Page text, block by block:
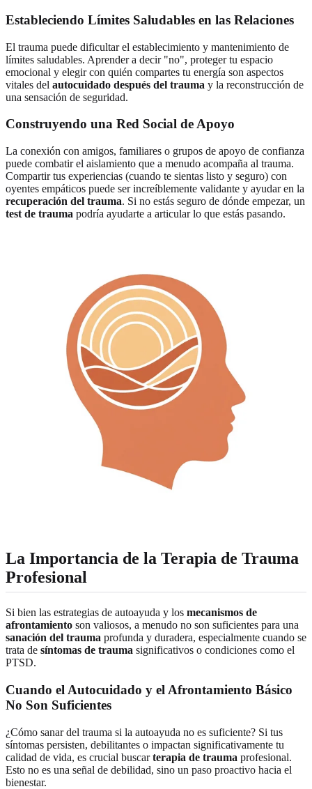
Estableciendo Límites Saludables en las Relaciones
El trauma puede dificultar el establecimiento y mantenimiento de
límites saludables. Aprender a decir "no", proteger tu espacio
emocional y elegir con quién compartes tu energía son aspectos
vitales del autocuidado después del trauma y la reconstrucción de
una sensación de seguridad.
Construyendo una Red Social de Apoyo
La conexión con amigos, familiares o grupos de apoyo de confianza
puede combatir el aislamiento que a menudo acompaña al trauma.
Compartir tus experiencias (cuando te sientas listo y seguro) con
oyentes empáticos puede ser increíblemente validante y ayudar en la
recuperación del trauma. Si no estás seguro de dónde empezar, un
test de trauma podría ayudarte a articular lo que estás pasando.
La Importancia de la Terapia de Trauma
Profesional
Si bien las estrategias de autoayuda y los mecanismos de
afrontamiento son valiosos, a menudo no son suficientes para una
sanación del trauma profunda y duradera, especialmente cuando se
trata de síntomas de trauma significativos o condiciones como el
PTSD.
Cuando el Autocuidado y el Afrontamiento Básico
No Son Suficientes
¿Cómo sanar del trauma si la autoayuda no es suficiente? Si tus
síntomas persisten, debilitantes o impactan significativamente tu
calidad de vida, es crucial buscarterapia de trauma profesional.
Esto no es una señal de debilidad, sino un paso proactivo hacia el
bienestar.